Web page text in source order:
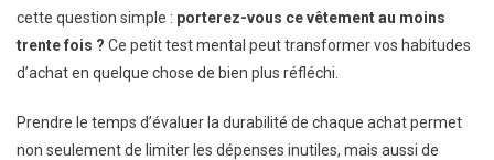
cette question simple : porterez-vous ce vêtement au moins
trente fois ? Ce petit test mental peut transformer vos habitudes
d’achat en quelque chose de bien plus réfléchi.
Prendre le temps d’évaluer la durabilité de chaque achat permet
non seulement de limiter les dépenses inutiles, mais aussi de